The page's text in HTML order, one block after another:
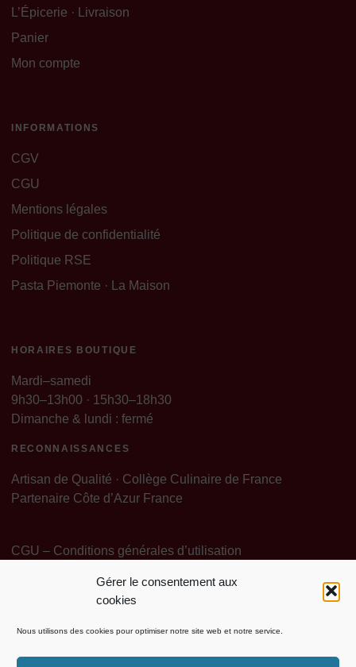
Gérer le consentement aux
cookies
Nous utilisons des cookies pour optimiser notre site web et notre service.
L’Épicerie · Livraison
Panier
Mon compte
INFORMATIONS
CGV
CGU
Mentions légales
Politique de confidentialité
Politique RSE
Pasta Piemonte · La Maison
HORAIRES BOUTIQUE
Mardi–samedi
9h30–13h00 · 15h30–18h30
Dimanche & lundi : fermé
RECONNAISSANCES
Artisan de Qualité · Collège Culinaire de France
Partenaire Côte d’Azur France
CGU – Conditions générales d’utilisation
Politique de ConfidentialitéMentions légales